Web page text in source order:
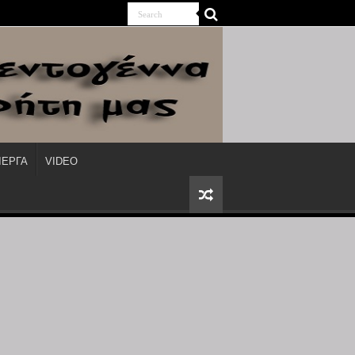
VIDEO